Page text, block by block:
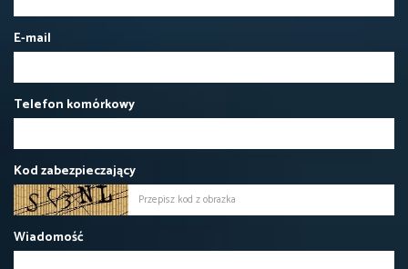
E-mail
Telefon komórkowy
Kod zabezpieczający
Wiadomość